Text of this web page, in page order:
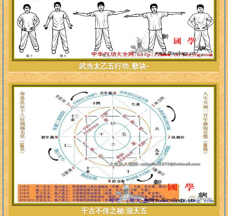
武当太乙五行功_歌诀-
千古不传之秘:混天五